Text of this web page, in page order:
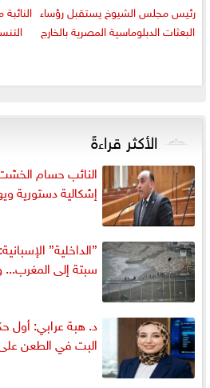
رئيس مجلس الشيوخ يستقبل رؤساء
البعثات الدبلوماسية المصرية بالخارج
الأكثر قراءةً
النائب حسام
إشكالية دستورية
سبتة إلى المغرب...
د. هبة عرابي: أول
البت في الطعن